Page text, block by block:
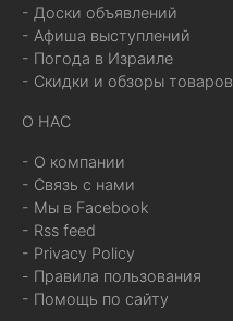
- Доски объявлений
- Афиша выступлений
- Погода в Израиле
- Скидки и обзоры товаров
О НАС
- О компании
- Связь с нами
- Мы в Facebook
- Rss feed
- Privacy Policy
- Правила пользования
- Помощь по сайту